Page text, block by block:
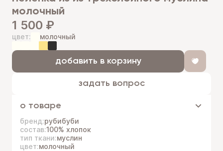
молочный
1 500 ₽
цвет: молочный
добавить в корзину
задать вопрос
о товаре
бренд:рубибуби
состав:100% хлопок
тип ткани:муслин
цвет:молочный